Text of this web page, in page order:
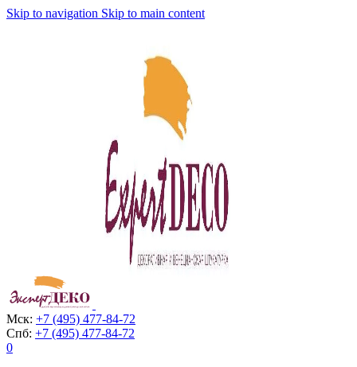
Skip to navigation Skip to main content
Мск: +7 (495) 477-84-72
Спб: +7 (495) 477-84-72
0